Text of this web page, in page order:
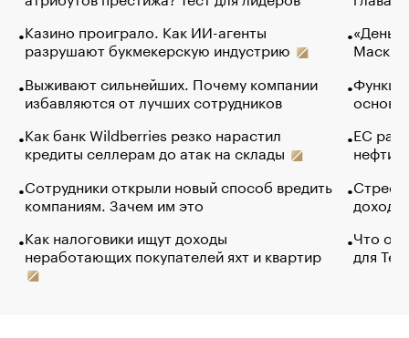
Казино проиграло. Как ИИ-агенты
разрушают букмекерскую индустрию
Выживают сильнейших. Почему компании
избавляются от лучших сотрудников
Как банк Wildberries резко нарастил
кредиты селлерам до атак на склады
Сотрудники открыли новый способ вредить
компаниям. Зачем им это
Как налоговики ищут доходы
неработающих покупателей яхт и квартир
Маск в
основ
ЕС
нефти
Что
для